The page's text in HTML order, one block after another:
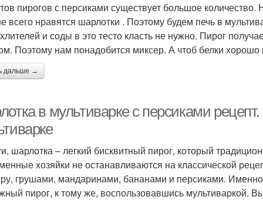
пирогов с персиками существует большое
всего нравятся шарлотки . Поэтому будем печь в
и соды в это тесто класть не нужно. Пирог
Поэтому нам понадобится миксер. А чтоб белки хорошо
дальше →
в мультиварке с персиками
шарлотка – легкий бисквитный пирог, который
хозяйки не останавливаются на классической
грушами, мандаринами, бананами и персиками.
пирог, к тому же, воспользовавшись мультиваркой.